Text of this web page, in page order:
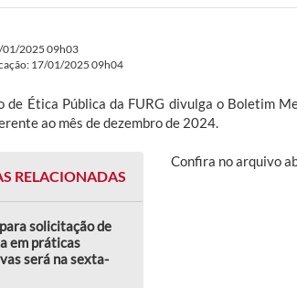
01/2025 09h03
17/01/2025 09h04
de Ética Pública da FURG divulga o Boletim
ao mês de dezembro de 2024.
RELACIONADAS
solicitação de
em práticas
será na sexta-
Confira no arquivo